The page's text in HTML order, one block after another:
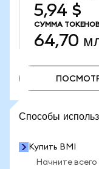
5,94 $
СУММА
64,70
Способы
Купить BMI
Начните